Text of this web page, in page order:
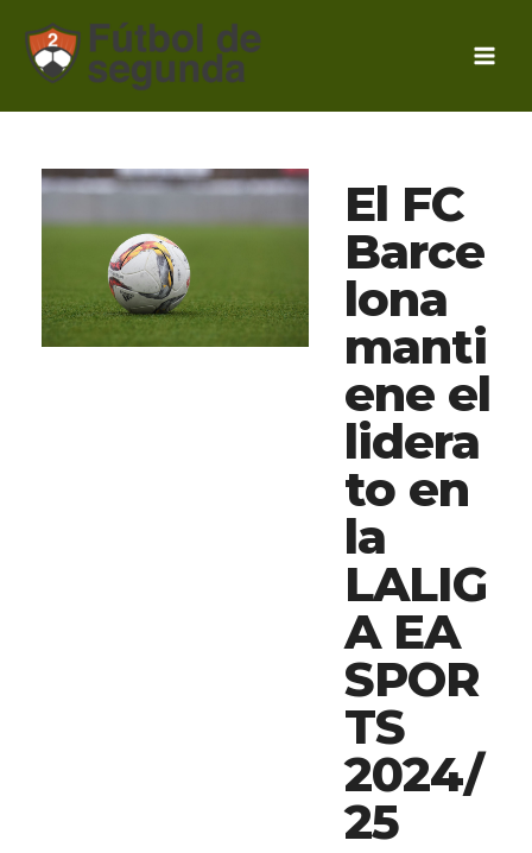
contenido
El FC
Barce
lona
manti
ene el
lidera
to en
la
LALIG
A EA
SPOR
TS
2024/
25